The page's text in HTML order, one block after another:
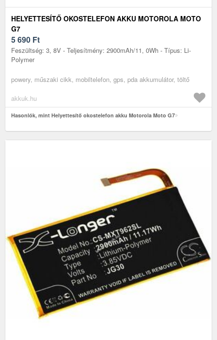
HELYETTESÍTŐ OKOSTELEFON AKKU MOTOROLA MOTO
G7
5 690 Ft
Feszültség: 3, 8V - Teljesítmény: 2900mAh/11, 0Wh - Típus: Li-
Polymer
powery, műszaki cikk, mobiltelefon, gps, pda akkumulátor, töltő
akkuk.hu
Hasonlók, mint Helyettesítő okostelefon akku Motorola Moto G7